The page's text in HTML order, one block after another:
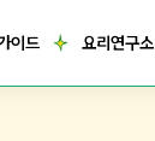
이드 요리연구소